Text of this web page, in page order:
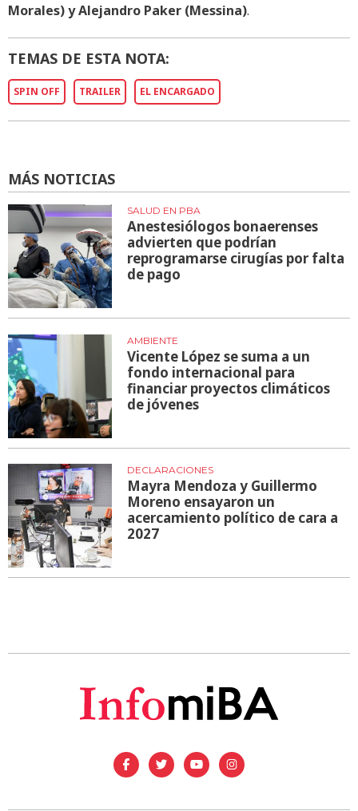
Morales) y Alejandro Paker (Messina).
TEMAS DE ESTA NOTA:
SPIN OFF TRAILER EL ENCARGADO
MÁS NOTICIAS
SALUD EN PBA
Anestesiólogos bonaerenses
advierten que podrían
reprogramarse cirugías por falta
de pago
AMBIENTE
Vicente López se suma a un
fondo internacional para
financiar proyectos climáticos
de jóvenes
DECLARACIONES
Mayra Mendoza y Guillermo
Moreno ensayaron un
acercamiento político de cara a
2027